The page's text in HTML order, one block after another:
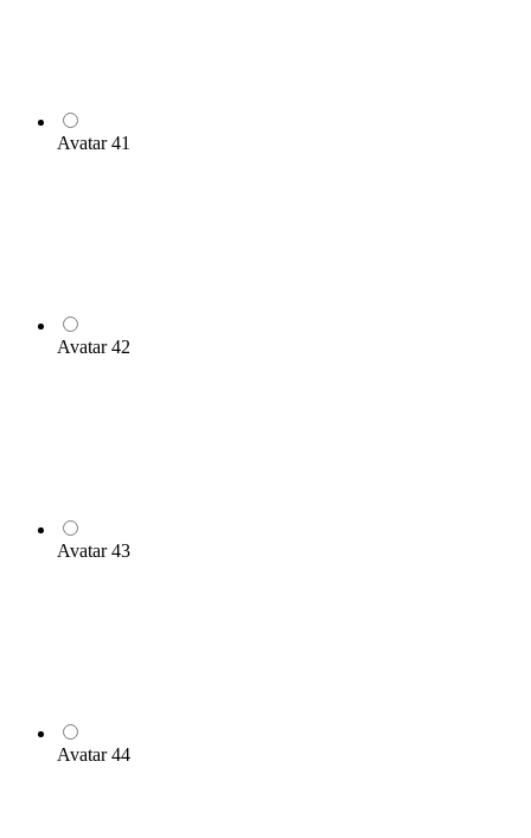
Avatar 41
Avatar 42
Avatar 43
Avatar 44